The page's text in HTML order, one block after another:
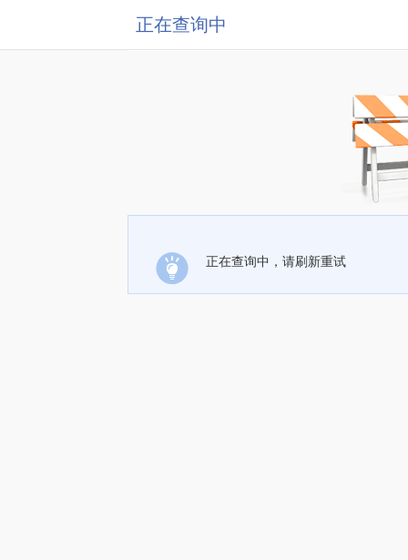
正在查询中
正在查询中，请刷新重试